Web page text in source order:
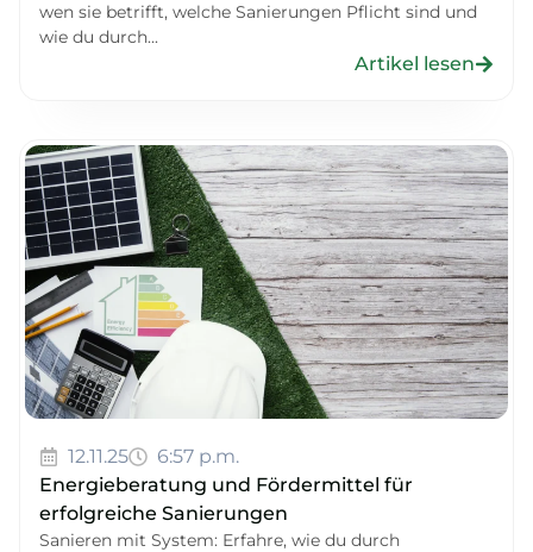
wen sie betrifft, welche Sanierungen Pflicht sind und
wie du durch...
Artikel lesen
12.11.25
6:57 p.m.
Energieberatung und Fördermittel für
erfolgreiche Sanierungen
Sanieren mit System: Erfahre, wie du durch